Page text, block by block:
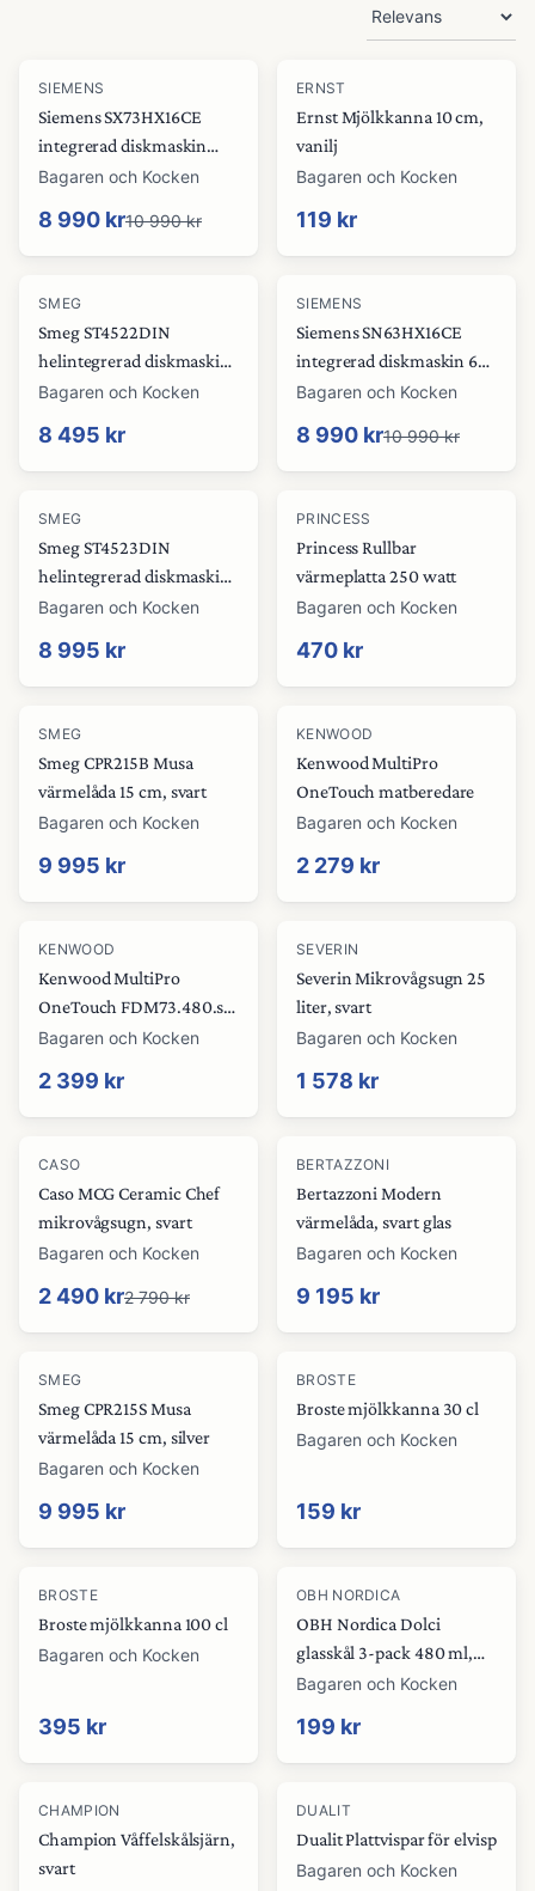
-18%
SIEMENS
Siemens SX73HX16CE
integrerad diskmaskin
XXL
Bagaren och Kocken
8 990 kr10 990 kr
ERNST
Ernst Mjölkkanna 10 cm,
vanilj
Bagaren och Kocken
119 kr
SMEG
Smeg ST4522DIN
helintegrerad diskmaskin
45 cm
Bagaren och Kocken
8 495 kr
-18%
SIEMENS
Siemens SN63HX16CE
integrerad diskmaskin 60
cm
Bagaren och Kocken
8 990 kr10 990 kr
SMEG
Smeg ST4523DIN
helintegrerad diskmaskin
45 cm
Bagaren och Kocken
8 995 kr
PRINCESS
Princess Rullbar
värmeplatta 250 watt
Bagaren och Kocken
470 kr
SMEG
Smeg CPR215B Musa
värmelåda 15 cm, svart
Bagaren och Kocken
9 995 kr
KENWOOD
Kenwood MultiPro
OneTouch matberedare
Bagaren och Kocken
2 279 kr
KENWOOD
Kenwood MultiPro
OneTouch FDM73.480.ss
matberedare, svart/stål
Bagaren och Kocken
2 399 kr
SEVERIN
Severin Mikrovågsugn 25
liter, svart
Bagaren och Kocken
1 578 kr
-11 %
CASO
Caso MCG Ceramic Chef
mikrovågsugn, svart
Bagaren och Kocken
2 490 kr2 790 kr
BERTAZZONI
Bertazzoni Modern
värmelåda, svart glas
Bagaren och Kocken
9 195 kr
SMEG
Smeg CPR215S Musa
värmelåda 15 cm, silver
Bagaren och Kocken
9 995 kr
BROSTE
Broste mjölkkanna 30 cl
Bagaren och Kocken
159 kr
BROSTE
Broste mjölkkanna 100 cl
Bagaren och Kocken
395 kr
OBH NORDICA
OBH Nordica Dolci
glasskål 3-pack 480 ml,
transparent
Bagaren och Kocken
199 kr
CHAMPION
Champion Våffelskålsjärn,
svart
DUALIT
Dualit Plattvispar för elvisp
Bagaren och Kocken